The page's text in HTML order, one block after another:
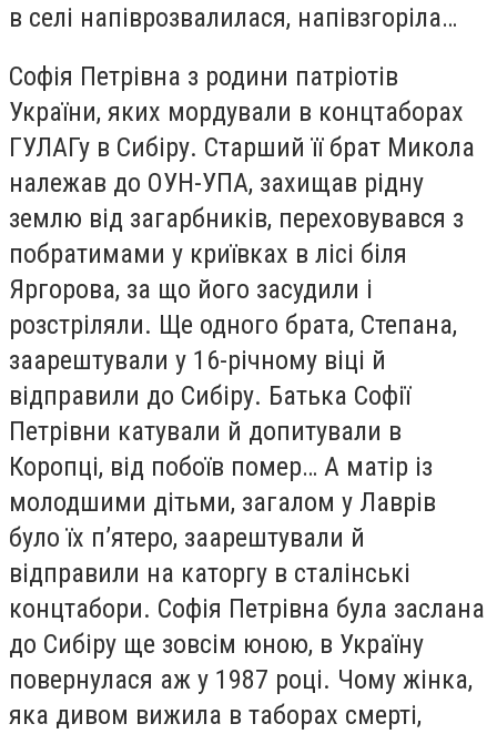
в селі напіврозвалилася, напівзгоріла…
Софія Петрівна з родини патріотів
України, яких мордували в концтаборах
ГУЛАГу в Сибіру. Старший її брат Микола
належав до ОУН-УПА, захищав рідну
землю від загарбників, переховувався з
побратимами у криївках в лісі біля
Яргорова, за що його засудили і
розстріляли. Ще одного брата, Степана,
заарештували у 16-річному віці й
відправили до Сибіру. Батька Софії
Петрівни катували й допитували в
Коропці, від побоїв помер… А матір із
молодшими дітьми, загалом у Лаврів
було їх п’ятеро, заарештували й
відправили на каторгу в сталінські
концтабори. Софія Петрівна була заслана
до Сибіру ще зовсім юною, в Україну
повернулася аж у 1987 році. Чому жінка,
яка дивом вижила в таборах смерті,